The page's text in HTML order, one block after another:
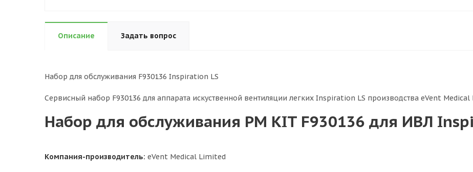
Описание Задать вопрос
Набор для обслуживания F930136 Inspiration LS
Сервисный набор F930136 для аппарата искуственной вентиляции легких Inspiration LS производства eVent
Набор для обслуживания PM KIT F930136 для ИВЛ
Компания-производитель: eVent Medical Limited